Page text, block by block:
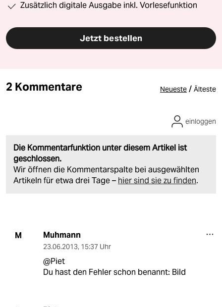
Zusätzlich digitale Ausgabe inkl. Vorlesefunktion
Jetzt bestellen
2 Kommentare Neueste / Älteste
Die Kommentarfunktion unter diesem Artikel ist
geschlossen.
Wir öffnen die Kommentarspalte bei ausgewählten
Artikeln für etwa drei Tage – hier sind sie zu finden.
einloggen
M Muhmann
23.06.2013, 15:37 Uhr
@Piet
Du hast den Fehler schon benannt: Bild